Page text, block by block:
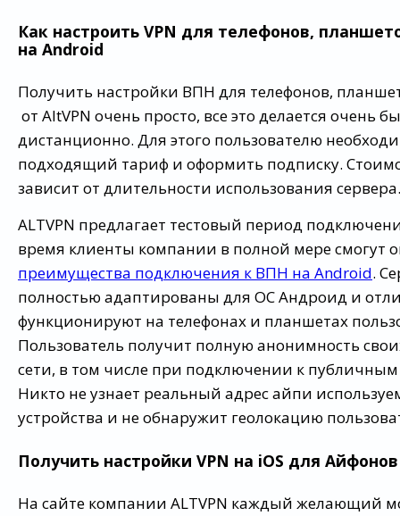
Как настроить VPN для телефонов,
на Android
Получить настройки ВПН для телефонов,
от AltVPN очень просто, все это делается очень
дистанционно. Для этого пользователю
подходящий тариф и оформить подписку.
зависит от длительности использования сервера.
ALTVPN предлагает тестовый период
время клиенты компании в полной мере смогут
преимущества подключения к ВПН на Android.
полностью адаптированы для ОС Андроид и
функционируют на телефонах и планшетах
Пользователь получит полную анонимность
сети, в том числе при подключении к публичным
Никто не узнает реальный адрес айпи
устройства и не обнаружит геолокацию
Получить настройки VPN на iOS для
На сайте компании ALTVPN каждый желающий